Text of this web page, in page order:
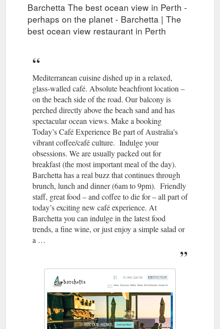
Barchetta The best ocean view in Perth -
perhaps on the planet - Barchetta | The
best ocean view restaurant in Perth
Mediterranean cuisine dished up in a relaxed,
glass-walled café. Absolute beachfront location –
on the beach side of the road. Our balcony is
perched directly above the beach sand and has
spectacular ocean views. Make a booking
Today’s Café Experience Be part of Australia’s
vibrant coffee/café culture. Indulge your
obsessions. We are usually packed out for
breakfast (the most important meal of the day).
Barchetta has a real buzz that continues through
brunch, lunch and dinner (6am to 9pm). Friendly
staff, great food – and coffee to die for – all part of
today’s exciting new café experience. At
Barchetta you can indulge in the latest food
trends, a fine wine, or just enjoy a simple salad or
a …